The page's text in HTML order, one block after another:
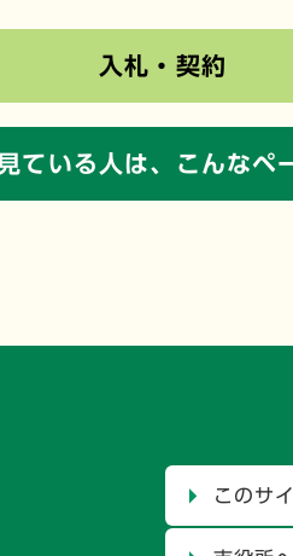
入札・契約
ている人は、 こんなペ
このサ